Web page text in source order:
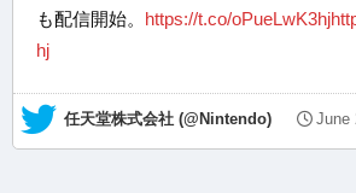
も配信開始。
https://t.co/oPueLwK3hj
hj
— 任天堂株式会社 (@Nintendo) June